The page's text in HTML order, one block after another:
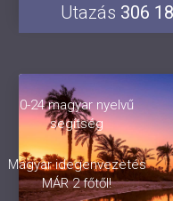
Utazás 306
0-24 magyar nyelvű
segítség
Magyar idegenvezetés
MÁR 2 főtől!